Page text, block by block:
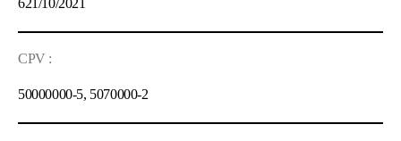
621/10/2021
CPV :
50000000-5, 5070000-2